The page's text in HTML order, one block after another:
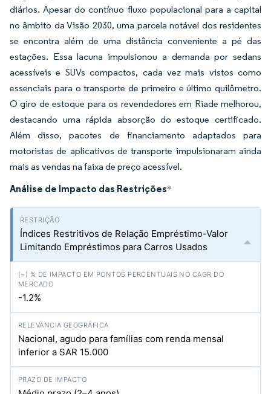
diários. Apesar do contínuo fluxo populacional para a capital
no âmbito da Visão 2030, uma parcela notável dos residentes
se encontra além de uma distância conveniente a pé das
estações. Essa lacuna impulsionou a demanda por sedans
acessíveis e SUVs compactos, cada vez mais vistos como
essenciais para o transporte de primeiro e último quilômetro.
O giro de estoque para os revendedores em Riade melhorou,
destacando uma rápida absorção do estoque certificado.
Além disso, pacotes de financiamento adaptados para
motoristas de aplicativos de transporte impulsionaram ainda
mais as vendas na faixa de preço acessível.
Análise de Impacto das Restrições*
Índices Restritivos de Relação Empréstimo-Valor
Limitando Empréstimos para Carros Usados
-1.2%
Nacional, agudo para famílias com renda mensal
inferior a SAR 15.000